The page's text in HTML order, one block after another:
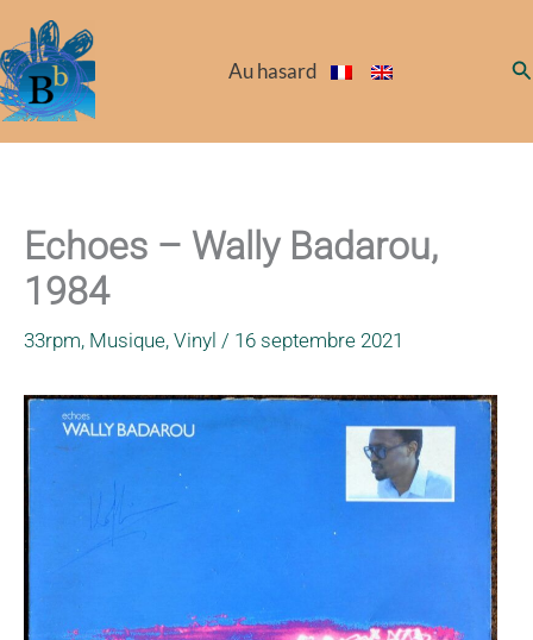
au
contenu
Au hasard
Echoes – Wally Badarou,
1984
33rpm, Musique, Vinyl / 16 septembre 2021